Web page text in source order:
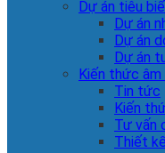
Dự án tiêu
Dự án
Dự án
Dự án
Kiến thức âm
Tin tức
Kiến
Tư vấn
Thiết